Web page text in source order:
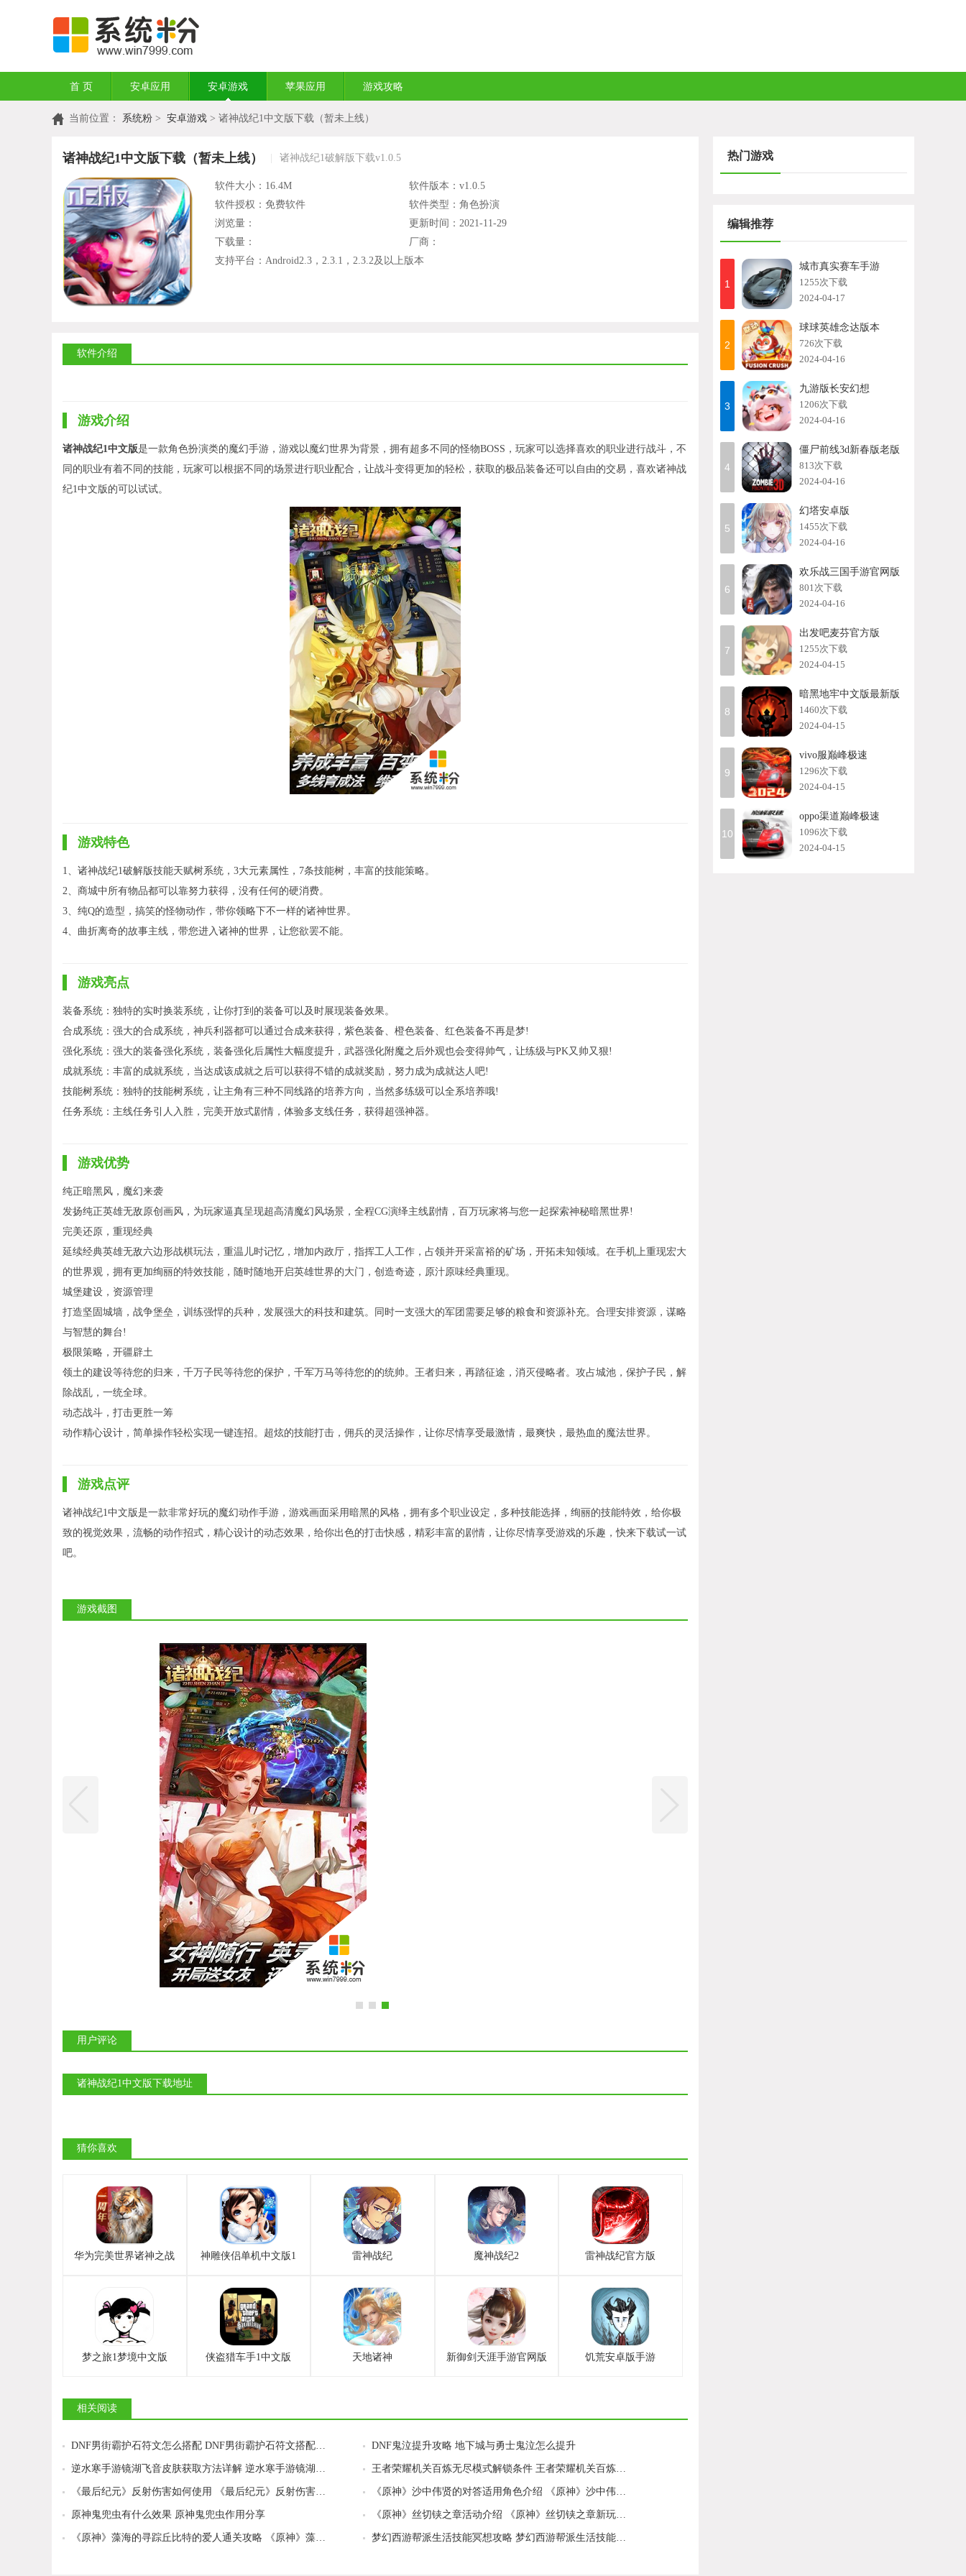
首 页 安卓应用 安卓游戏 苹果应用 游戏攻略
当前位置： 系统粉 > 安卓游戏 > 诸神战纪1中文版下载（暂未上线）
诸神战纪1中文版下载（暂未上线） 诸神战纪1破解版下载v1.0.5
软件大小：16.4M
软件授权：免费软件
浏览量：
下载量：
软件版本：v1.0.5
软件类型：角色扮演
更新时间：2021-11-29
厂商：
支持平台：Android2.3，2.3.1，2.3.2及以上版本
软件介绍
游戏介绍
诸神战纪1中文版是一款角色扮演类的魔幻手游，游戏以魔幻世界为背景，拥有超多不同的怪物BOSS，玩家可以选择喜欢的职业进行战斗，不
同的职业有着不同的技能，玩家可以根据不同的场景进行职业配合，让战斗变得更加的轻松，获取的极品装备还可以自由的交易，喜欢诸神战
纪1中文版的可以试试。
游戏特色
1、诸神战纪1破解版技能天赋树系统，3大元素属性，7条技能树，丰富的技能策略。
2、商城中所有物品都可以靠努力获得，没有任何的硬消费。
3、纯Q的造型，搞笑的怪物动作，带你领略下不一样的诸神世界。
4、曲折离奇的故事主线，带您进入诸神的世界，让您欲罢不能。
游戏亮点
装备系统：独特的实时换装系统，让你打到的装备可以及时展现装备效果。
合成系统：强大的合成系统，神兵利器都可以通过合成来获得，紫色装备、橙色装备、红色装备不再是梦!
强化系统：强大的装备强化系统，装备强化后属性大幅度提升，武器强化附魔之后外观也会变得帅气，让练级与PK又帅又狠!
成就系统：丰富的成就系统，当达成该成就之后可以获得不错的成就奖励，努力成为成就达人吧!
技能树系统：独特的技能树系统，让主角有三种不同线路的培养方向，当然多练级可以全系培养哦!
任务系统：主线任务引人入胜，完美开放式剧情，体验多支线任务，获得超强神器。
游戏优势
纯正暗黑风，魔幻来袭
发扬纯正英雄无敌原创画风，为玩家逼真呈现超高清魔幻风场景，全程CG演绎主线剧情，百万玩家将与您一起探索神秘暗黑世界!
完美还原，重现经典
延续经典英雄无敌六边形战棋玩法，重温儿时记忆，增加内政厅，指挥工人工作，占领并开采富裕的矿场，开拓未知领域。在手机上重现宏大
的世界观，拥有更加绚丽的特效技能，随时随地开启英雄世界的大门，创造奇迹，原汁原味经典重现。
城堡建设，资源管理
打造坚固城墙，战争堡垒，训练强悍的兵种，发展强大的科技和建筑。同时一支强大的军团需要足够的粮食和资源补充。合理安排资源，谋略
与智慧的舞台!
极限策略，开疆辟土
领土的建设等待您的归来，千万子民等待您的保护，千军万马等待您的的统帅。王者归来，再踏征途，消灭侵略者。攻占城池，保护子民，解
除战乱，一统全球。
动态战斗，打击更胜一筹
动作精心设计，简单操作轻松实现一键连招。超炫的技能打击，佣兵的灵活操作，让你尽情享受最激情，最爽快，最热血的魔法世界。
游戏点评
诸神战纪1中文版是一款非常好玩的魔幻动作手游，游戏画面采用暗黑的风格，拥有多个职业设定，多种技能选择，绚丽的技能特效，给你极
致的视觉效果，流畅的动作招式，精心设计的动态效果，给你出色的打击快感，精彩丰富的剧情，让你尽情享受游戏的乐趣，快来下载试一试
吧。
游戏截图
用户评论
诸神战纪1中文版下载地址
猜你喜欢
华为完美世界诸神之战 神雕侠侣单机中文版1 雷神战纪 魔神战纪2 雷神战纪官方版
梦之旅1梦境中文版 侠盗猎车手1中文版 天地诸神 新御剑天涯手游官网版 饥荒安卓版手游
相关阅读
DNF男街霸护石符文怎么搭配 DNF男街霸护石符文搭配攻略 DNF鬼泣提升攻略 地下城与勇士鬼泣怎么提升
逆水寒手游镜湖飞音皮肤获取方法详解 逆水寒手游镜湖飞音皮肤怎么获取 王者荣耀机关百炼无尽模式解锁条件 王者荣耀机关百炼无尽模式怎么解锁
《最后纪元》反射伤害如何使用 《最后纪元》反射伤害怎么触发 《原神》沙中伟贤的对答适用角色介绍 《原神》沙中伟贤的对答适用谁
原神鬼兜虫有什么效果 原神鬼兜虫作用分享 《原神》丝切铗之章活动介绍 《原神》丝切铗之章新玩法解析
《原神》藻海的寻踪丘比特的爱人通关攻略 《原神》藻海的寻踪丘比特的爱人任务完成步骤流程 梦幻西游帮派生活技能冥想攻略 梦幻西游帮派生活技能冥想等级解析
热门游戏
编辑推荐
1
城市真实赛车手游
1255次下载
2024-04-17
2
球球英雄念达版本
726次下载
2024-04-16
3
九游版长安幻想
1206次下载
2024-04-16
4
僵尸前线3d新春版老版
813次下载
2024-04-16
5
幻塔安卓版
1455次下载
2024-04-16
6
欢乐战三国手游官网版
801次下载
2024-04-16
7
出发吧麦芬官方版
1255次下载
2024-04-15
8
暗黑地牢中文版最新版
1460次下载
2024-04-15
9
vivo服巅峰极速
1296次下载
2024-04-15
10
oppo渠道巅峰极速
1096次下载
2024-04-15